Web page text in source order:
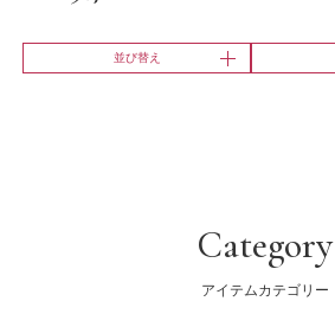
並び替え
Category
アイテムカテゴリー